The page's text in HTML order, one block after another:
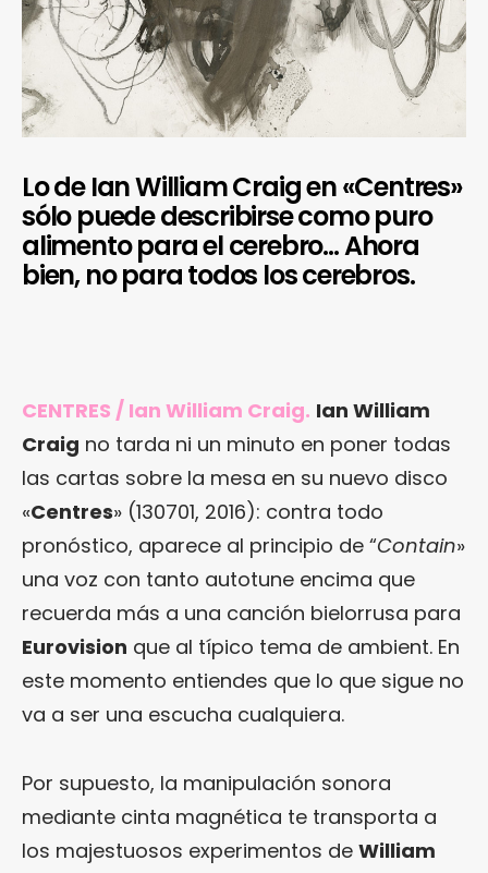
Lo de Ian William Craig en «Centres»
sólo puede describirse como puro
alimento para el cerebro… Ahora
bien, no para todos los cerebros.
CENTRES / Ian William Craig. Ian William
Craig no tarda ni un minuto en poner todas
las cartas sobre la mesa en su nuevo disco
«Centres» (130701, 2016): contra todo
pronóstico, aparece al principio de “Contain»
una voz con tanto autotune encima que
recuerda más a una canción bielorrusa para
Eurovision que al típico tema de ambient. En
este momento entiendes que lo que sigue no
va a ser una escucha cualquiera.
Por supuesto, la manipulación sonora
mediante cinta magnética te transporta a
los majestuosos experimentos de William